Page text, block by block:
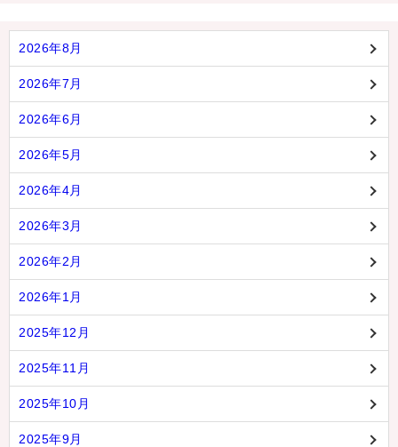
2026年8月
2026年7月
2026年6月
2026年5月
2026年4月
2026年3月
2026年2月
2026年1月
2025年12月
2025年11月
2025年10月
2025年9月